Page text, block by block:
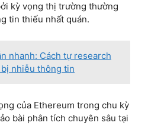
kỳ vọng thị trường thường
tin thiếu nhất quán.
nhanh: Cách tự research
nhiễu thông tin
của Ethereum trong chu kỳ
bài phân tích chuyên sâu tại